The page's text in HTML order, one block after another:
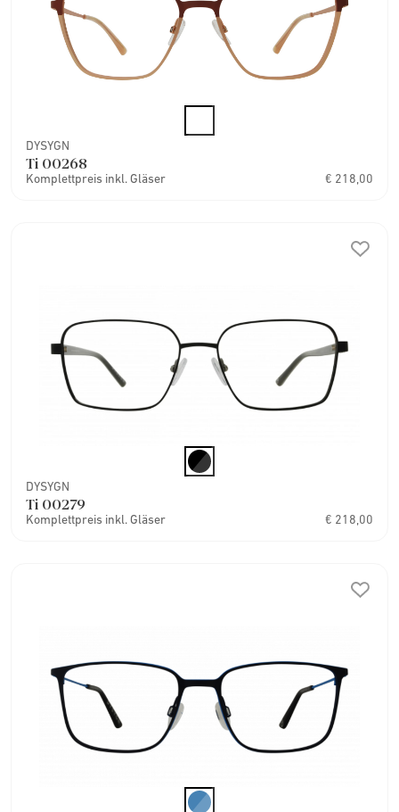
DYSYGN
Ti 00268
Komplettpreis inkl. Gläser € 218,00
DYSYGN
Ti 00279
Komplettpreis inkl. Gläser € 218,00